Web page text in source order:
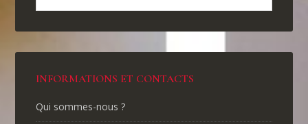
INFORMATIONS ET CONTACTS
Qui sommes-nous ?